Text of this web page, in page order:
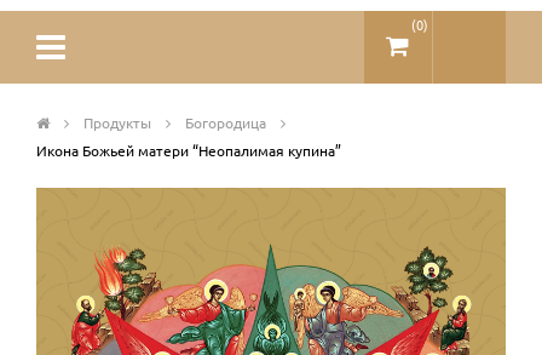
(0)
Продукты
Богородица
Икона Божьей матери “Неопалимая купина”